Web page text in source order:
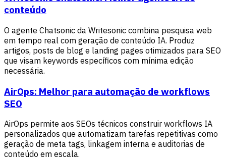
conteúdo
O agente Chatsonic da Writesonic combina pesquisa web
em tempo real com geração de conteúdo IA. Produz
artigos, posts de blog e landing pages otimizados para SEO
que visam keywords específicos com mínima edição
necessária.
AirOps: Melhor para automação de workflows
SEO
AirOps permite aos SEOs técnicos construir workflows IA
personalizados que automatizam tarefas repetitivas como
geração de meta tags, linkagem interna e auditorias de
conteúdo em escala.